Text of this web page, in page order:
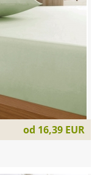
od 16,39 EUR